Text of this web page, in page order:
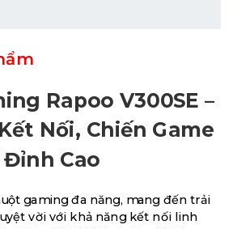
Rapoo V300SE –
Nối, Chiến Game
Đỉnh Cao
gaming đa năng, mang đến trải
vời với khả năng kết nối linh